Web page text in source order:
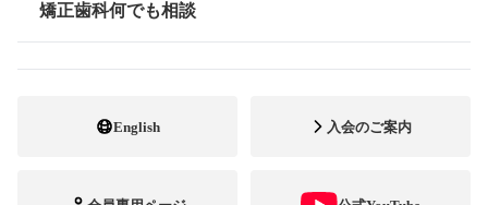
情報公開
矯正歯科何でも相談
English 入会のご案内
新着記事
vol.39 若年層が抱く矯正歯科治療のイメージと